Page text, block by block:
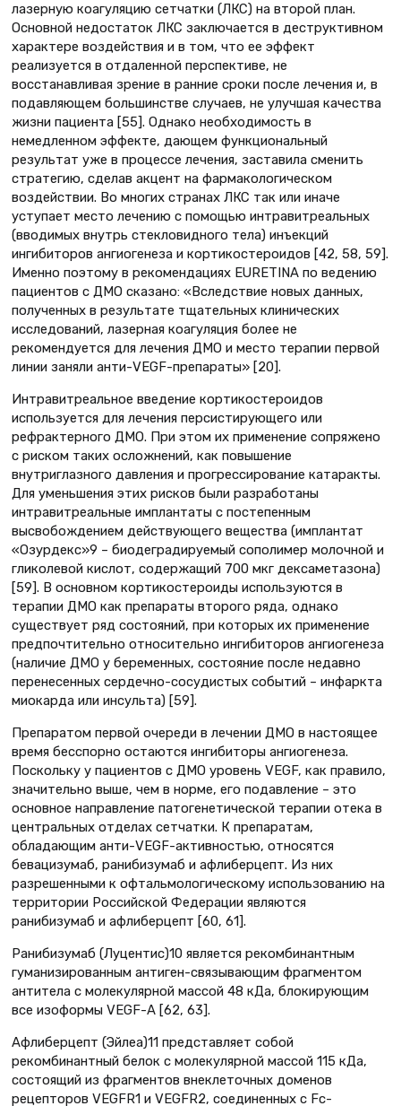
лазерную коагуляцию сетчатки (ЛКС) на второй план.
Основной недостаток ЛКС заключается в деструктивном
характере воздействия и в том, что ее эффект
реализуется в отдаленной перспективе, не
восстанавливая зрение в ранние сроки после лечения и, в
подавляющем большинстве случаев, не улучшая качества
жизни пациента [55]. Однако необходимость в
немедленном эффекте, дающем функциональный
результат уже в процессе лечения, заставила сменить
стратегию, сделав акцент на фармакологическом
воздействии. Во многих странах ЛКС так или иначе
уступает место лечению с помощью интравитреальных
(вводимых внутрь стекловидного тела) инъекций
ингибиторов ангиогенеза и кортикостероидов [42, 58, 59].
Именно поэтому в рекомендациях EURETINA по ведению
пациентов с ДМО сказано: «Вследствие новых данных,
полученных в результате тщательных клинических
исследований, лазерная коагуляция более не
рекомендуется для лечения ДМО и место терапии первой
линии заняли анти-VEGF-препараты» [20].
Интравитреальное введение кортикостероидов
используется для лечения персистирующего или
рефрактерного ДМО. При этом их применение сопряжено
с риском таких осложнений, как повышение
внутриглазного давления и прогрессирование катаракты.
Для уменьшения этих рисков были разработаны
интравитреальные имплантаты с постепенным
высвобождением действующего вещества (имплантат
«Озурдекс»9 – биодеградируемый сополимер молочной и
гликолевой кислот, содержащий 700 мкг дексаметазона)
[59]. В основном кортикостероиды используются в
терапии ДМО как препараты второго ряда, однако
существует ряд состояний, при которых их применение
предпочтительно относительно ингибиторов ангиогенеза
(наличие ДМО у беременных, состояние после недавно
перенесенных сердечно-сосудистых событий – инфаркта
миокарда или инсульта) [59].
Препаратом первой очереди в лечении ДМО в настоящее
время бесспорно остаются ингибиторы ангиогенеза.
Поскольку у пациентов с ДМО уровень VEGF, как правило,
значительно выше, чем в норме, его подавление – это
основное направление патогенетической терапии отека в
центральных отделах сетчатки. К препаратам,
обладающим анти-VEGF-активностью, относятся
бевацизумаб, ранибизумаб и афлиберцепт. Из них
разрешенными к офтальмологическому использованию на
территории Российской Федерации являются
ранибизумаб и афлиберцепт [60, 61].
Ранибизумаб (Луцентис)10 является рекомбинантным
гуманизированным антиген-связывающим фрагментом
антитела с молекулярной массой 48 кДа, блокирующим
все изоформы VEGF-A [62, 63].
Афлиберцепт (Эйлеа)11 представляет собой
рекомбинантный белок с молекулярной массой 115 кДа,
состоящий из фрагментов внеклеточных доменов
рецепторов VEGFR1 и VEGFR2, соединенных с Fc-